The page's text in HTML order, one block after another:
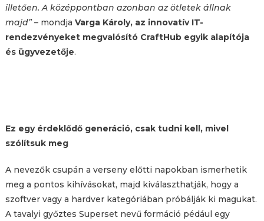
illetően. A középpontban azonban az ötletek állnak
majd”– mondja Varga Károly, az innovatív IT-
rendezvényeket megvalósító CraftHub egyik alapítója
és ügyvezetője.
Ez egy érdeklődő generáció, csak tudni kell, mivel
szólítsuk meg
A nevezők csupán a verseny előtti napokban ismerhetik
meg a pontos kihívásokat, majd kiválaszthatják, hogy a
szoftver vagy a hardver kategóriában próbálják ki magukat.
A tavalyi győztes Superset nevű formáció pédául egy